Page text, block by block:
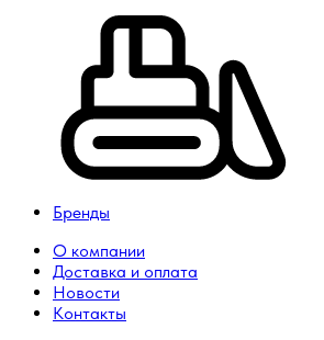
Бренды
О компании
Доставка и оплата
Новости
Контакты